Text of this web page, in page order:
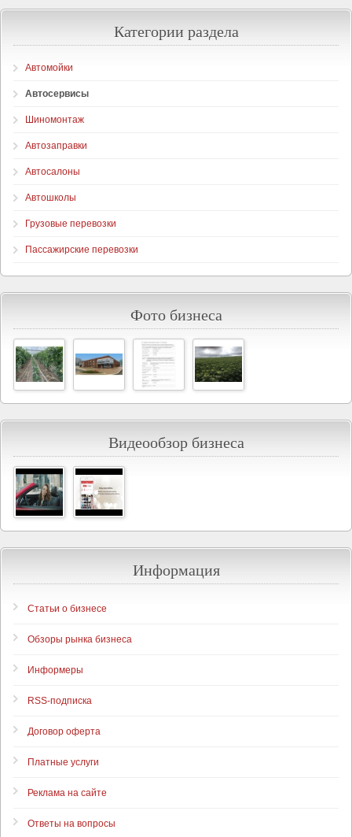
Категории раздела
Автомойки
Автосервисы
Шиномонтаж
Автозаправки
Автосалоны
Автошколы
Грузовые перевозки
Пассажирские перевозки
Фото бизнеса
Видеообзор бизнеса
Информация
Статьи о бизнесе
Обзоры рынка бизнеса
Информеры
RSS-подписка
Договор оферта
Платные услуги
Реклама на сайте
Ответы на вопросы